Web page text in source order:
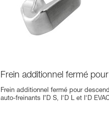
Frein additionnel fermé
Frein additionnel fermé pour
auto-freinants I’D S, I'D L et I'D